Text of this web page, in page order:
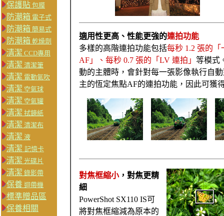
保護貼 包膜
防潮箱 電子式
防潮箱 簡易式
防潮箱 乾燥劑
清潔 CCD專用
清潔 清潔筆
清潔 電動氣吹
清潔 空氣球
清潔 空氣罐
清潔 拭鏡紙
清潔 清潔布
清潔 液
清潔 記憶卡
清潔 光碟片
清潔 錄影帶
保養 迴帶機
標準贈品區
保養相關
適用性更高、性能更強的連拍功能
多樣的高階連拍功能包括每秒 1.2 張的「
AF」、每秒 0.7 張的「LV 連拍」 等模式
動的主體時，會針對每一張影像執行自
主的恆定焦點AF的連拍功能，因此可獲
對焦框縮小，對焦更精
細
PowerShot SX110 IS可
將對焦框縮減為原本的